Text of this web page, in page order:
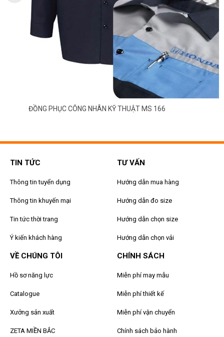
ĐỒNG PHỤC CÔNG NHÂN KỸ THUẬT MS 166
TIN TỨC
Thông tin tuyển dụng
Thông tin khuyến mại
Tin tức thời trang
Ý kiến khách hàng
TƯ VẤN
Hướng dẫn mua hàng
Hướng dẫn đo size
Hướng dẫn chọn size
Hướng dẫn chọn vải
VỀ CHÚNG TÔI
Hồ sơ năng lực
Catalogue
Xưởng sản xuất
ZETA MIỀN BẮC
CHÍNH SÁCH
Miễn phí may mẫu
Miễn phí thiết kế
Miễn phí vận chuyển
Chính sách bảo hành